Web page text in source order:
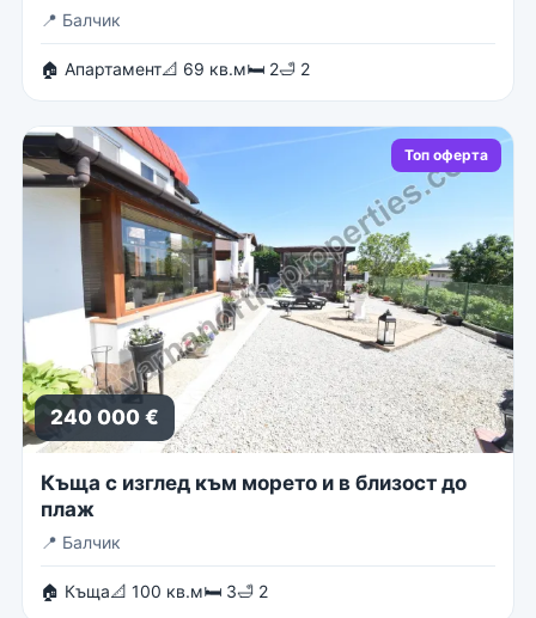
📍 Балчик
🏠 Апартамент📐 69 кв.м🛏 2🛁 2
Топ оферта
240 000 €
Къща с изглед към морето и в близост до
плаж
📍 Балчик
🏠 Къща📐 100 кв.м🛏 3🛁 2